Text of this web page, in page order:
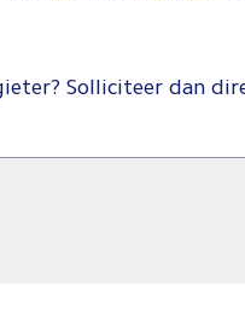
Solliciteer dan